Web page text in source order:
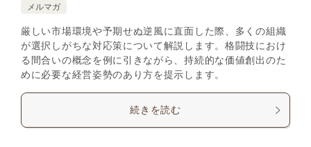
メルマガ
厳しい市場環境や予期せぬ逆風に直面した際、多くの組織
が選択しがちな対応策について解説します。格闘技におけ
る間合いの概念を例に引きながら、持続的な価値創出のた
めに必要な経営姿勢のあり方を提示します。
続きを読む